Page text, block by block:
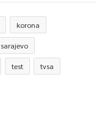
korona
sarajevo
test tvsa